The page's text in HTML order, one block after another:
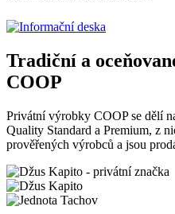
Tradiční a
COOP
Privátní výrobky COOP se dělí
Quality Standard a Premium, z
prověřených výrobců a jsou